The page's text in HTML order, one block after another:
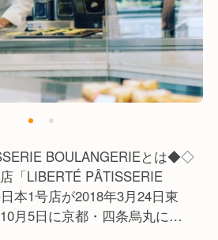
BOULANGERIEとは◆◇
「LIBERTÉ PÂTISSERIE
本1号店が2018年3月24日東
月5日に京都・四条烏丸に